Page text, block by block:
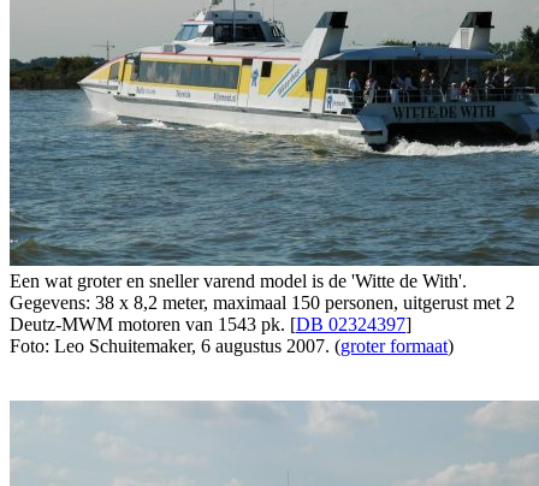
Een wat groter en sneller varend model is de 'Witte de With'.
Gegevens: 38 x 8,2 meter, maximaal 150 personen, uitgerust met 2
Deutz-MWM motoren van 1543 pk. [DB 02324397]
Foto: Leo Schuitemaker, 6 augustus 2007. (groter formaat)